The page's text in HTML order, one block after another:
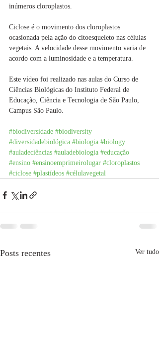
inúmeros cloroplastos.
Ciclose é o movimento dos cloroplastos
ocasionada pela ação do citoesqueleto nas células
vegetais. A velocidade desse movimento varia de
acordo com a luminosidade e a temperatura.
Este vídeo foi realizado nas aulas do Curso de
Ciências Biológicas do Instituto Federal de
Educação, Ciência e Tecnologia de São Paulo,
Campus São Paulo.
#biodiversidade #biodiversity
#diversidadebiológica #biologia #biology
#auladeciências #auladebiologia #educação
#ensino #ensinoemprimeirolugar #cloroplastos
#ciclose #plastídeos #célulavegetal
Posts recentes Ver tudo